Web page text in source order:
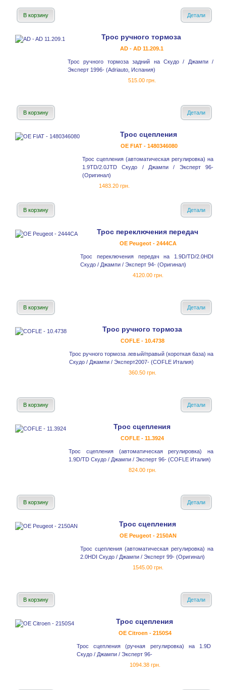
В корзину Детали
Трос ручного тормоза
AD - AD 11.209.1
Трос ручного тормоза задний на Скудо / Джампи /
Эксперт 1996- (Adriauto, Испания)
515.00 грн.
В корзину Детали
Трос сцепления
OE FIAT - 1480346080
Трос сцепления (автоматическая регулировка) на
1.9TD/2.0JTD Скудо / Джампи / Эксперт 96-
(Оригинал)
1483.20 грн.
В корзину Детали
Трос переключения передач
OE Peugeot - 2444CA
Трос переключения передач на 1.9D/TD/2.0HDI
Скудо / Джампи / Эксперт 94- (Оригинал)
4120.00 грн.
В корзину Детали
Трос ручного тормоза
COFLE - 10.4738
Трос ручного тормоза левый/правый (короткая база) на
Скудо / Джампи / Эксперт2007- (COFLE Италия)
360.50 грн.
В корзину Детали
Трос сцепления
COFLE - 11.3924
Трос сцепления (автоматическая регулировка) на
1.9D/TD Скудо / Джампи / Эксперт 96- (COFLE Италия)
824.00 грн.
В корзину Детали
Трос сцепления
OE Peugeot - 2150AN
Трос сцепления (автоматическая регулировка) на
2.0HDI Скудо / Джампи / Эксперт 99- (Оригинал)
1545.00 грн.
В корзину Детали
Трос сцепления
OE Citroen - 2150S4
Трос сцепления (ручная регулировка) на 1.9D
Скудо / Джампи / Эксперт 96-
1094.38 грн.